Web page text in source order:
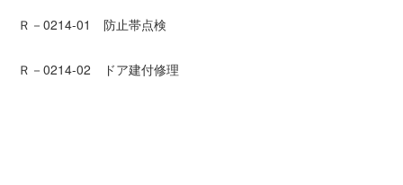
Ｒ－0214-01 防止帯点検
Ｒ－0214-02 ドア建付修理